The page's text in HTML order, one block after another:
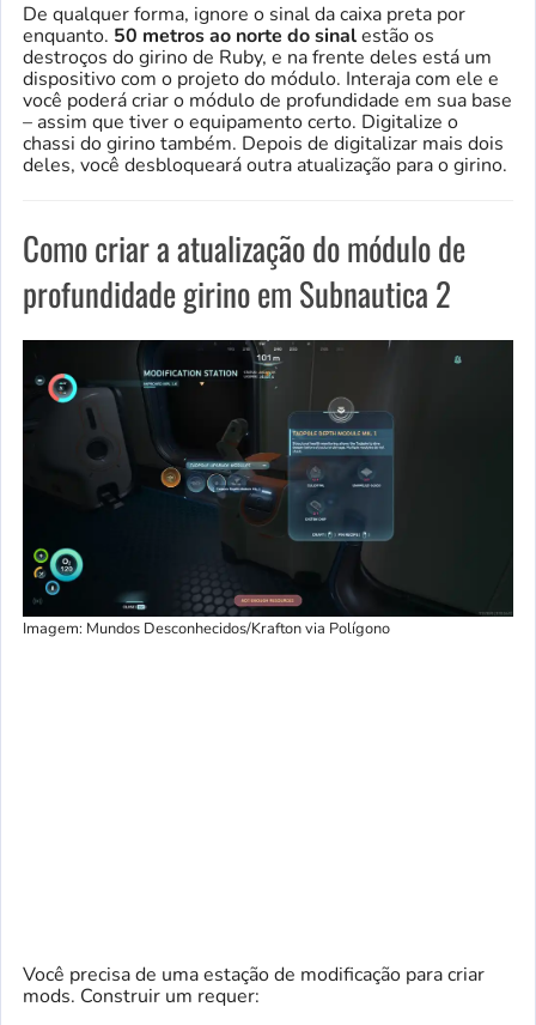
De qualquer forma, ignore o sinal da caixa preta por
enquanto. 50 metros ao norte do sinalestão os
destroços do girino de Ruby, e na frente deles está um
dispositivo com o projeto do módulo. Interaja com ele e
você poderá criar o módulo de profundidade em sua base
– assim que tiver o equipamento certo. Digitalize o
chassi do girino também. Depois de digitalizar mais dois
deles, você desbloqueará outra atualização para o girino.
Como criar a atualização do módulo de
profundidade girino em Subnautica 2
Imagem: Mundos Desconhecidos/Krafton via Polígono
Você precisa de uma estação de modificação para criar
mods. Construir um requer: